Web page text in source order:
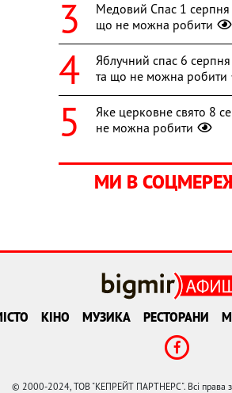
Медовий Спас 1 серпня
що не можна робити
Яблучний спас 6 серпня
та що не можна робити
Яке церковне свято 8
не можна робити
МИ В
КІНО МУЗИКА РЕСТОРАНИ
© 2000-2024, ТОВ "КЕПРЕЙТ ПАРТНЕРС". Всі права